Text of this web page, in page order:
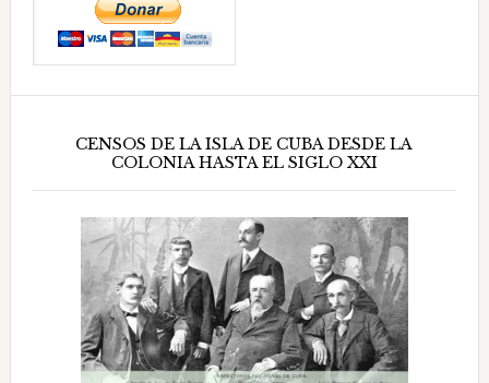
CENSOS DE LA ISLA DE CUBA DESDE LA
COLONIA HASTA EL SIGLO XXI